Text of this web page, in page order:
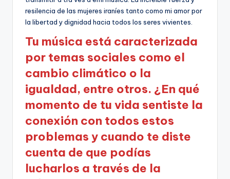
resilencia de las mujeres iraníes tanto como mi amor por
la libertad y dignidad hacia todos los seres vivientes.
Tu música está caracterizada
por temas sociales como el
cambio climático o la
igualdad, entre otros. ¿En qué
momento de tu vida sentiste la
conexión con todos estos
problemas y cuando te diste
cuenta de que podías
lucharlos a través de la